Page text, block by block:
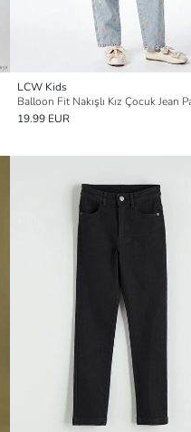
LCW Kids
Balloon Fit Nakışlı Kız Çocuk Jean
19.99 EUR